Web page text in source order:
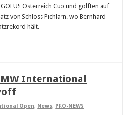
Österreich Cup und golften auf
von Schloss Pichlarn, wo Bernhard
hält.
International
Open, News, PRO-NEWS